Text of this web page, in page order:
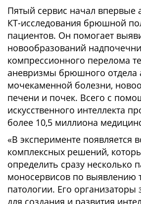
Пятый сервис начал впервые
КТ-исследования брюшной
пациентов. Он помогает
новообразований
компрессионного перелома
аневризмы брюшного отдела
мочекаменной болезни,
печени и почек. Всего с
искусственного интеллекта
более 10,5 миллиона
«В эксперименте появляется
комплексных решений,
определить сразу несколько
моносервисов по выявлению
патологии. Его организаторы
для создания и развития